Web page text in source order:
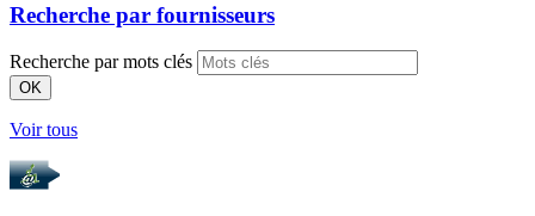
Recherche par fournisseurs
Recherche par mots clés
OK
Voir tous